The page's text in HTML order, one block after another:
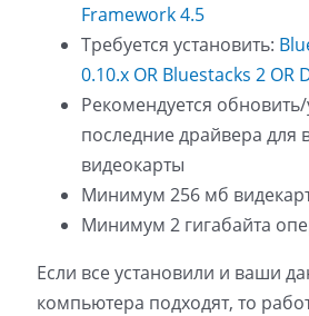
Framework 4.5
Требуется установить:
0.10.x OR Bluestacks 2 OR
Рекомендуется
последние драйвера для
видеокарты
Минимум 256 мб
Минимум 2 гигабайта
Если все установили и ваши
компьютера подходят, то